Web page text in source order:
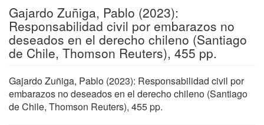
Gajardo Zuñiga, Pablo (2023):
Responsabilidad civil por embarazos no
deseados en el derecho chileno (Santiago
de Chile, Thomson Reuters), 455 pp.
Gajardo Zuñiga, Pablo (2023): Responsabilidad civil por
embarazos no deseados en el derecho chileno (Santiago
de Chile, Thomson Reuters), 455 pp.